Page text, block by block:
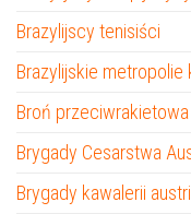
Brazylijscy tenisiści
Brazylijskie metropolie
Broń przeciwrakietowa
Brygady Cesarstwa
Brygady kawalerii